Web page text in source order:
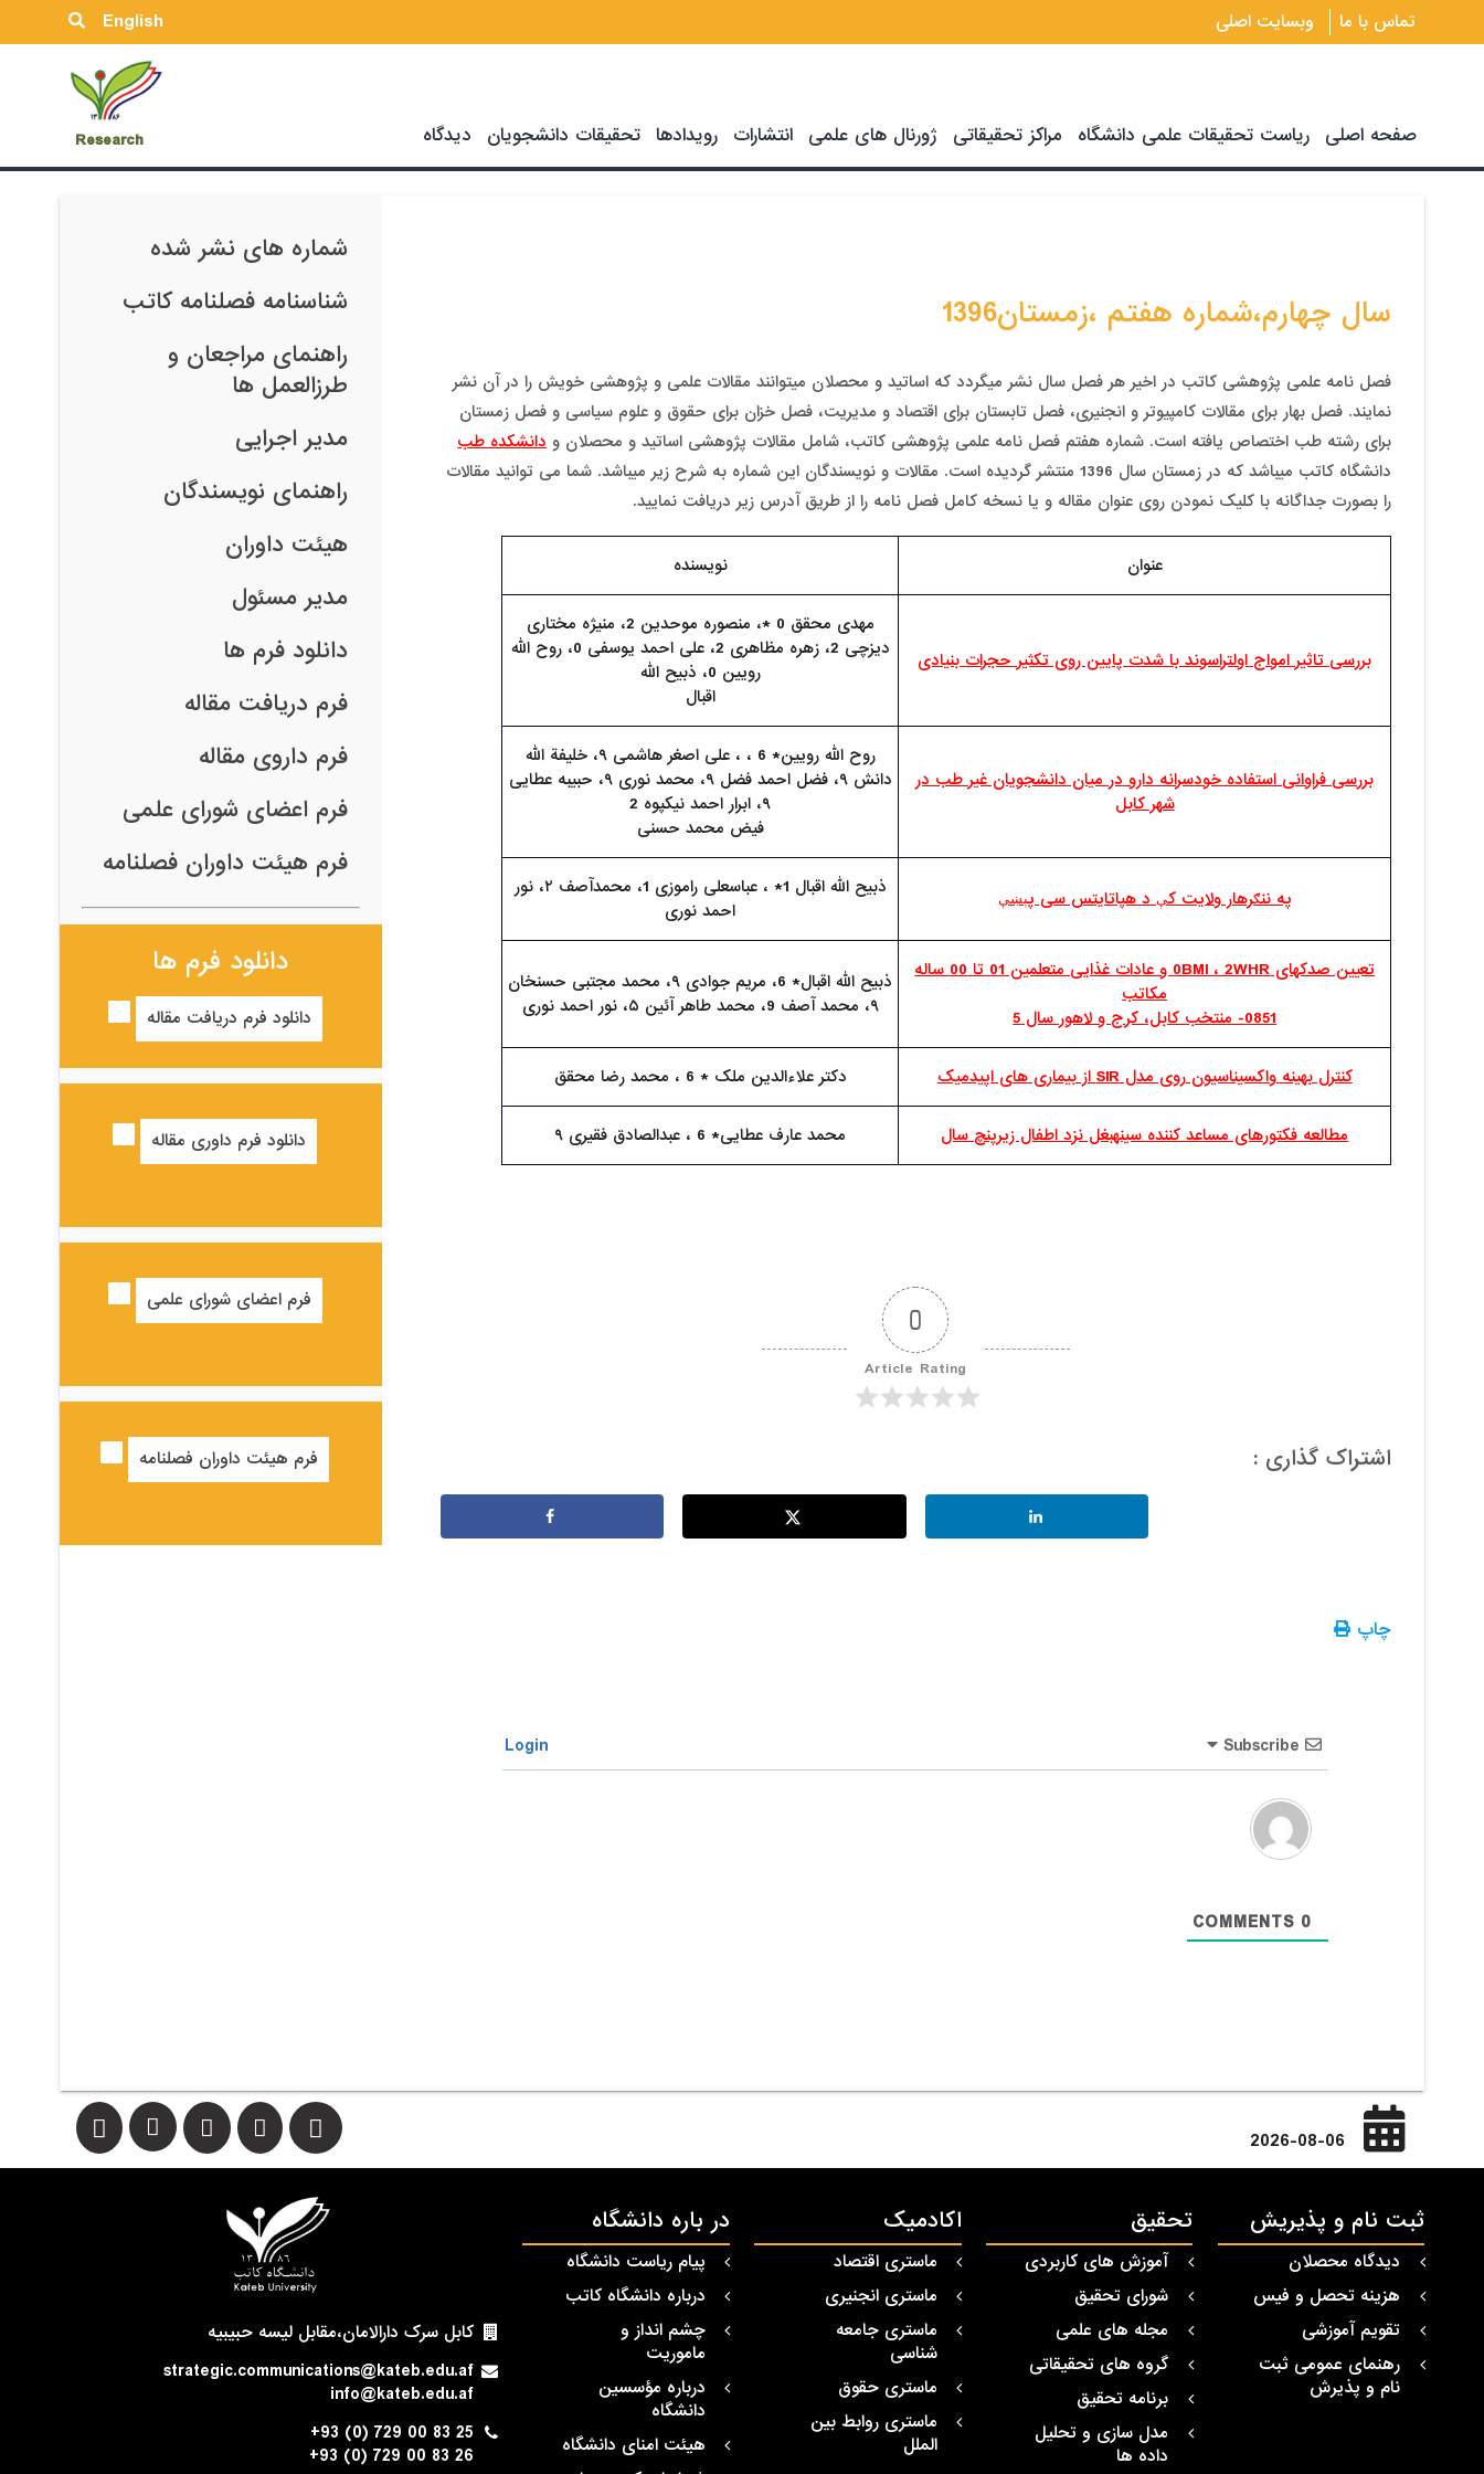
English تماس با ما وبسایت اصلی
Research صفحه اصلی ریاست تحقیقات علمی دانشگاه مراکز تحقیقاتی ژورنال های علمی انتشارات رویدادها تحقیقات دانشجویان دیدگاه
سال چهارم،شماره هفتم ،زمستان1396
فصل نامه علمی پژوهشی کاتب در اخیر هر فصل سال نشر می­گردد که اساتید و محصلان می­توانند مقالات علمی و پژوهشی خویش را در آن نشر
نمایند. فصل بهار برای مقالات کامپیوتر و انجنیری، فصل تابستان برای اقتصاد و مدیریت، فصل خزان برای حقوق و علوم سیاسی و فصل زمستان
برای رشته طب اختصاص یافته است. شماره هفتم فصل نامه علمی پژوهشی کاتب، شامل مقالات پژوهشی اساتید و محصلان ودانشکده طب
دانشگاه کاتب می­باشد که در زمستان سال 1396 منتشر گردیده است. مقالات و نویسندگان این شماره به شرح زیر می­باشد. شما می توانید مقالات
را بصورت جداگانه با کلیک نمودن روی عنوان مقاله و یا نسخه کامل فصل نامه را از طریق آدرس زیر دریافت نمایید.
عنوان نویسنده
بررسی تاثیر امواج اولتراسوند با شدت پایین روی تکثیر حجرات بنیادی
مهدی محقق 0 *، منصوره موحدین 2، منیژه مختاری
دیزچی 2، زهره مظاهری 2، علی احمد یوسفی 0، روح الله
رویین 0، ذبیح الله
اقبال
بررسی فراوانی استفاده خودسرانه دارو در میان دانشجویان غیر طب در
شهر کابل
روح الله رویین* 6 ، ، علی اصغر هاشمی ۹، خلیفة الله
دانش ۹، فضل احمد فضل ۹، محمد نوری ۹، حبیبه عطایی
۹، ابرار احمد نیکپوه 2
فیض محمد حسنی
په ننګرهار ولایت کې د هپاتایتس سی پېښې
ذبیح الله اقبال 1* ، عباسعلی راموزی 1، محمدآصف ۲، نور
احمد نوری
تعیین صدکهای 0BMI ، 2WHR و عادات غذایی متعلمین 01 تا 00 ساله
مکاتب
0851- منتخب کابل، کرج و لاهور سال 5
ذبیح الله اقبال* 6، مریم جوادی ۹، محمد مجتبی حسنخان
۹، محمد آصف 9، محمد طاهر آئین ۵، نور احمد نوری
کنترل بهینه واکسیناسیون روی مدل SIR از بیماری های اپیدمیک دکتر علاءالدین ملک * 6 ، محمد رضا محقق
مطالعه فکتورهای مساعد کننده سینهبغل نزد اطفال زیرپنچ سال محمد عارف عطایی* 6 ، عبدالصادق فقیری ۹
0
Article Rating
اشتراک گذاری :
چاپ
Subscribe
0
شماره های نشر شده
شناسنامه فصلنامه کاتب
راهنمای مراجعان و
طرزالعمل ها
مدیر اجرایی
راهنمای نویسندگان
هیئت داوران
مدیر مسئول
دانلود فرم ها
فرم دریافت مقاله
فرم داروی مقاله
فرم اعضای شورای علمی
فرم هیئت داوران فصلنامه
دانلود فرم ها
دانلود فرم دریافت مقاله
دانلود فرم داوری مقاله
فرم اعضای شورای علمی
فرم هیئت داوران فصلنامه
2026-08-06
کابل سرک دارالامان،مقابل لیسه حبیبیه
strategic.communications@kateb.edu.af
info@kateb.edu.af
+93 (0) 729 00 83 25
+93 (0) 729 00 83 26
در باره دانشگاه
پیام ریاست دانشگاه
درباره دانشگاه کاتب
چشم انداز و
ماموریت
درباره مؤسسین
دانشگاه
هیئت امنای دانشگاه
اکادمیک
ماستری اقتصاد
ماستری انجنیری
ماستری جامعه
شناسی
ماستری حقوق
ماستری روابط بین
الملل
تحقیق
آموزش های کاربردی
شورای تحقیق
مجله های علمی
گروه های تحقیقاتی
برنامه تحقیق
مدل سازی و تحلیل
داده ها
ثبت نام و پذیریش
دیدگاه محصلان
هزینه تحصل و فیس
تقویم آموزشی
رهنمای عمومی ثبت
نام و پذیرش